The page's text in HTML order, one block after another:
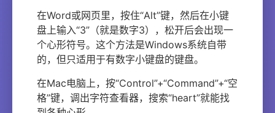
在Word或网页里，按住“Alt”键，然后在小键
盘上输入“3”（就是数字3），松开后会出现一
个心形符号。这个方法是Windows系统自带
的，但只适用于有数字小键盘的键盘。
在Mac电脑上，按“Control”+“Command”+“空
格”键，调出字符查看器，搜索“heart”就能找